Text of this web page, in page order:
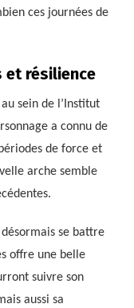
ces journées de
et résilience
sein de l’Institut
a connu de
de force et
arche semble
se battre
offre une belle
suivre son
aussi sa